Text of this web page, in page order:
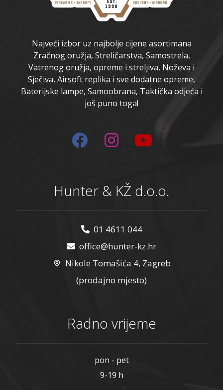
Najveći izbor uz najbolje cijene asortimana
Zračnog oružja, Streličarstva, Samostrela,
Vatrenog oružja, opreme i streljiva, Noževa i
Sječiva, Airsoft replika i sve dodatne opreme,
Baterijske lampe, Samoobrana, Taktička odjeća i
još puno toga!
Hunter & KŽ d.o.o.
01 4611 044
office@hunter-kz.hr
Nikole Tomašića 4, Zagreb
(prodajno mjesto)
Radno vrijeme
pon - pet
9-19 h